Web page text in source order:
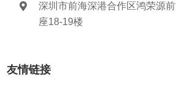
深圳市前海深港合作区鸿荣源
座18-19楼
友情链接